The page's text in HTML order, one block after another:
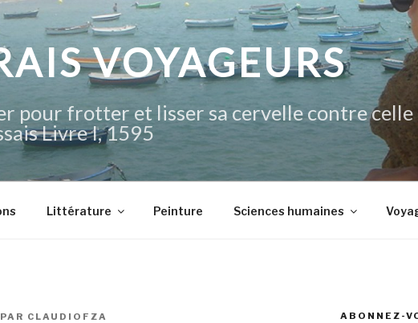
VOYAGEURS
pour frotter et lisser sa cervelle contre
Livre I, 1595
Littérature Peinture Sciences humaines
PAR CLAUDIOFZA ABONNEZ-